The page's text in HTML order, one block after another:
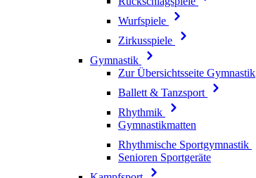
Wurfspiele
Zirkusspiele
Gymnastik
Zur Übersichtsseite Gymnastik
Ballett & Tanzsport
Rhythmik
Gymnastikmatten
Rhythmische Sportgymnastik
Senioren Sportgeräte